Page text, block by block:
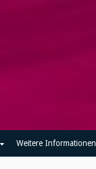
Weitere Informationen